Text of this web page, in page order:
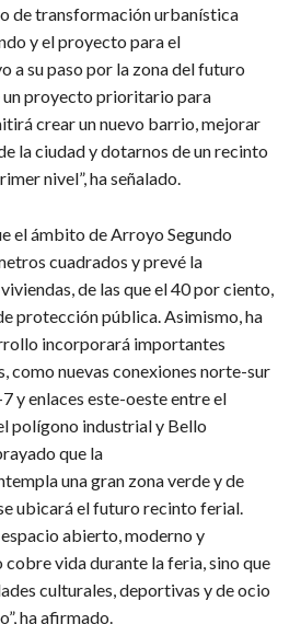
de transformación urbanística
y el proyecto para el
a su paso por la zona del futuro
un proyecto prioritario para
crear un nuevo barrio, mejorar
la ciudad y dotarnos de un recinto
nivel”, ha señalado.
el ámbito de Arroyo Segundo
cuadrados y prevé la
de las que el 40 por ciento,
protección pública. Asimismo, ha
incorporará importantes
como nuevas conexiones norte-sur
y enlaces este-oeste entre el
polígono industrial y Bello
que la
una gran zona verde y de
ubicará el futuro recinto ferial.
espacio abierto, moderno y
vida durante la feria, sino que
culturales, deportivas y de ocio
ha afirmado.